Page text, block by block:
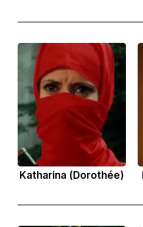
Katharina (Dorothée)